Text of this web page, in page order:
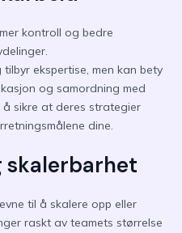
kontroll og bedre
tilbyr ekspertise, men kan bety
og samordning med
sikre at deres strategier
dine.
skalerbarhet
til å skalere opp eller
raskt av teamets størrelse